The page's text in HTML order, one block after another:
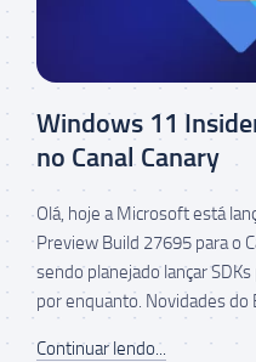
Windows 11
no Canal Canary
Olá, hoje a Microsoft está
Preview Build 27695 para o
sendo planejado lançar
por enquanto. Novidades do
Continuar lendo...